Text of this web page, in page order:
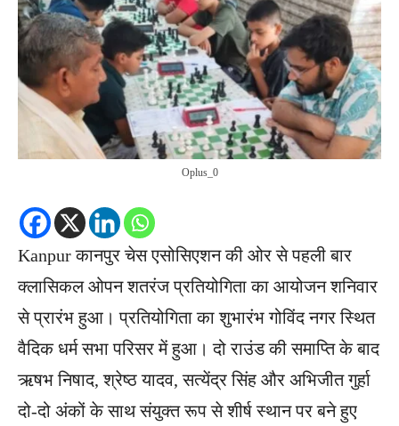
Oplus_0
Kanpur कानपुर चेस एसोसिएशन की ओर से पहली बार
क्लासिकल ओपन शतरंज प्रतियोगिता का आयोजन शनिवार
से प्रारंभ हुआ। प्रतियोगिता का शुभारंभ गोविंद नगर स्थित
वैदिक धर्म सभा परिसर में हुआ। दो राउंड की समाप्ति के बाद
ऋषभ निषाद, श्रेष्ठ यादव, सत्येंद्र सिंह और अभिजीत गुर्हा
दो-दो अंकों के साथ संयुक्त रूप से शीर्ष स्थान पर बने हुए